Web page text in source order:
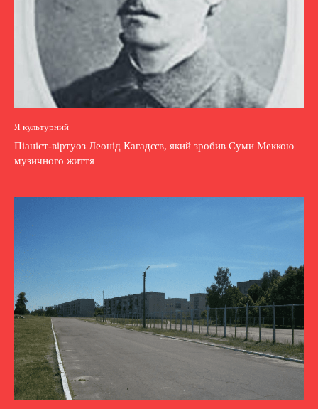
Я культурний
Піаніст-віртуоз Леонід Кагадєєв, який зробив Суми Меккою
музичного життя